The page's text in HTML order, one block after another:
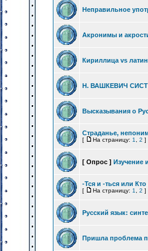
Неправильное
Акронимы и
Кириллица vs
Н. ВАШКЕВИЧ
Высказывания о
Страданье,
[ На страницу: 1 2 ]
[ Опрос ] Изучение
-Тся и -ться или
[ На страницу: 1 2 ]
Русский язык:
Пришла проблема